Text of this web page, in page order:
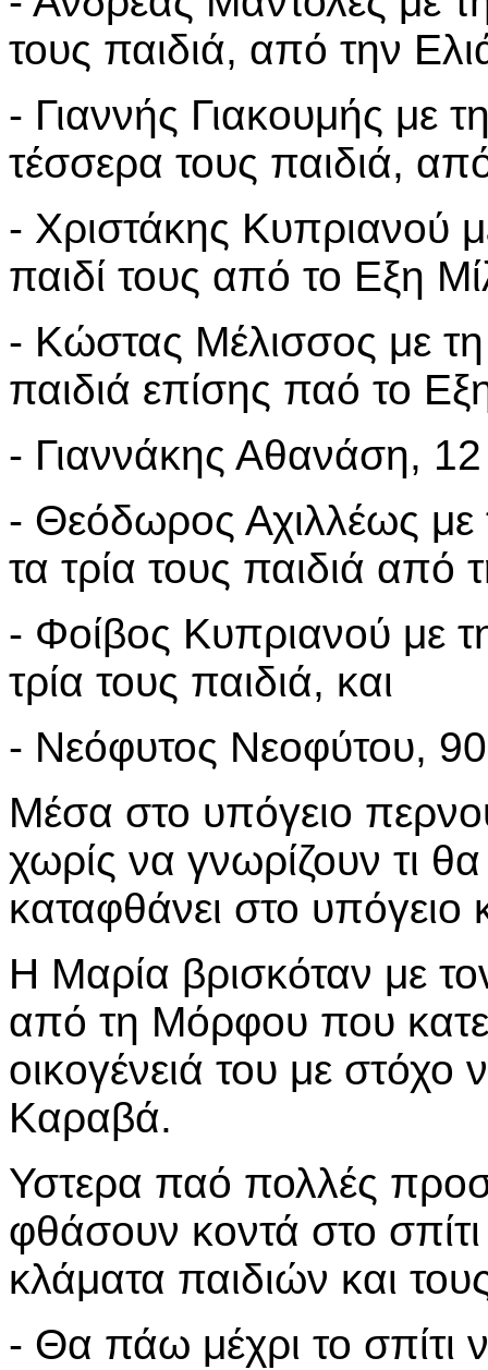
τους παιδιά, από την
- Γιαννής Γιακουμής με
τέσσερα τους παιδιά,
- Χριστάκης Κυπριανού
παιδί τους από το Εξη
- Κώστας Μέλισσος με τη
παιδιά επίσης παό το
- Γιαννάκης Αθανάση,
- Θεόδωρος Αχιλλέως με
τα τρία τους παιδιά από
- Φοίβος Κυπριανού με
τρία τους παιδιά, και
- Νεόφυτος Νεοφύτου,
Μέσα στο υπόγειο
χωρίς να γνωρίζουν τι
καταφθάνει στο
Η Μαρία βρισκόταν με
από τη Μόρφου που
οικογένειά του με
Καραβά.
Υστερα παό πολλές
φθάσουν κοντά στο
κλάματα παιδιών και
- Θα πάω μέχρι το σπίτι